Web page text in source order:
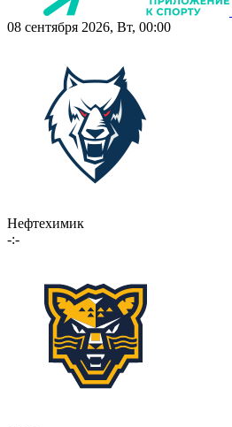
08 сентября 2026, Вт, 00:00
Нефтехимик
-:-